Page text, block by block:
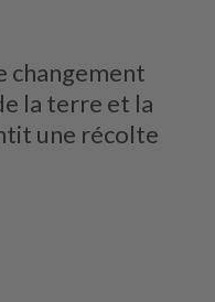
changement
la terre et la
une récolte